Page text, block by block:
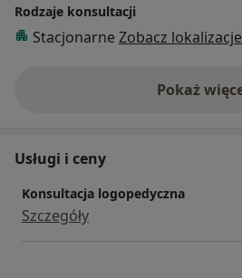
Rodzaje konsultacji
Stacjonarne Zobacz
Pokaż o
Usługi i ceny
Konsultacja logopedyczna
Szczegóły